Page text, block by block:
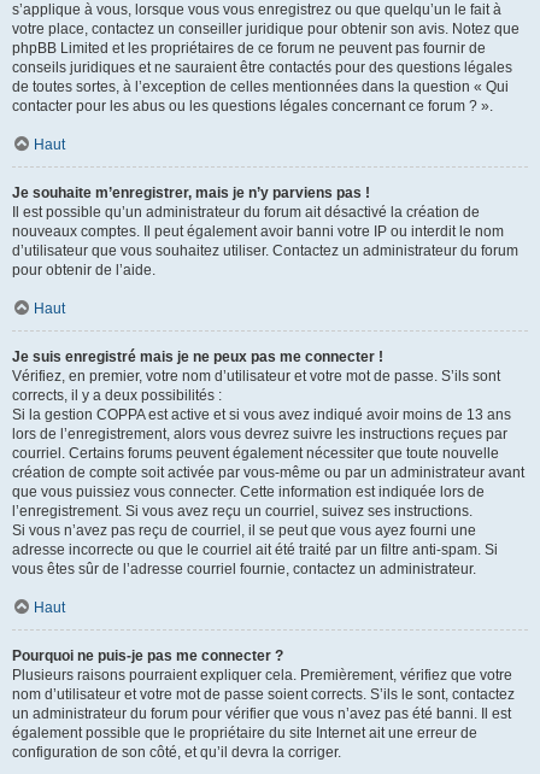
s’applique à vous, lorsque vous vous enregistrez ou que quelqu’un le fait à
votre place, contactez un conseiller juridique pour obtenir son avis. Notez que
phpBB Limited et les propriétaires de ce forum ne peuvent pas fournir de
conseils juridiques et ne sauraient être contactés pour des questions légales
de toutes sortes, à l’exception de celles mentionnées dans la question « Qui
contacter pour les abus ou les questions légales concernant ce forum ? ».
Haut
Je souhaite m’enregistrer, mais je n’y parviens pas !
Il est possible qu’un administrateur du forum ait désactivé la création de
nouveaux comptes. Il peut également avoir banni votre IP ou interdit le nom
d’utilisateur que vous souhaitez utiliser. Contactez un administrateur du forum
pour obtenir de l’aide.
Haut
Je suis enregistré mais je ne peux pas me connecter !
Vérifiez, en premier, votre nom d’utilisateur et votre mot de passe. S’ils sont
corrects, il y a deux possibilités :
Si la gestion COPPA est active et si vous avez indiqué avoir moins de 13 ans
lors de l’enregistrement, alors vous devrez suivre les instructions reçues par
courriel. Certains forums peuvent également nécessiter que toute nouvelle
création de compte soit activée par vous-même ou par un administrateur avant
que vous puissiez vous connecter. Cette information est indiquée lors de
l’enregistrement. Si vous avez reçu un courriel, suivez ses instructions.
Si vous n’avez pas reçu de courriel, il se peut que vous ayez fourni une
adresse incorrecte ou que le courriel ait été traité par un filtre anti-spam. Si
vous êtes sûr de l’adresse courriel fournie, contactez un administrateur.
Haut
Pourquoi ne puis-je pas me connecter ?
Plusieurs raisons pourraient expliquer cela. Premièrement, vérifiez que votre
nom d’utilisateur et votre mot de passe soient corrects. S’ils le sont, contactez
un administrateur du forum pour vérifier que vous n’avez pas été banni. Il est
également possible que le propriétaire du site Internet ait une erreur de
configuration de son côté, et qu’il devra la corriger.